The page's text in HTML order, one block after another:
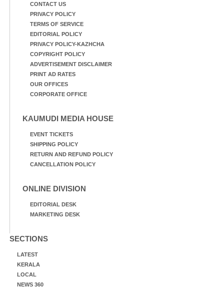
CONTACT US
PRIVACY POLICY
TERMS OF SERVICE
EDITORIAL POLICY
PRIVACY POLICY-KAZHCHA
COPYRIGHT POLICY
ADVERTISEMENT DISCLAIMER
PRINT AD RATES
OUR OFFICES
CORPORATE OFFICE
KAUMUDI MEDIA HOUSE
EVENT TICKETS
SHIPPING POLICY
RETURN AND REFUND POLICY
CANCELLATION POLICY
ONLINE DIVISION
EDITORIAL DESK
MARKETING DESK
SECTIONS
LATEST
KERALA
LOCAL
NEWS 360